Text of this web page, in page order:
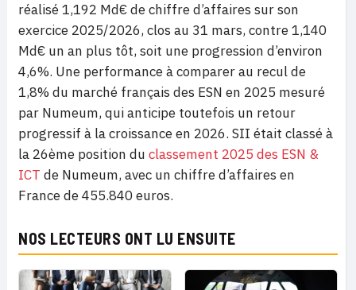
réalisé 1,192 Md€ de chiffre d’affaires sur son
exercice 2025/2026, clos au 31 mars, contre 1,140
Md€ un an plus tôt, soit une progression d’environ
4,6%. Une performance à comparer au recul de
1,8% du marché français des ESN en 2025 mesuré
par Numeum, qui anticipe toutefois un retour
progressif à la croissance en 2026. SII était classé à
la 26ème position du classement 2025 des ESN &
ICT de Numeum, avec un chiffre d’affaires en
France de 455.840 euros.
NOS LECTEURS ONT LU ENSUITE